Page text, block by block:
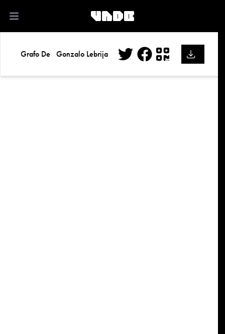
Open main menu
Grafo De Gonzalo Lebrija
Facebook